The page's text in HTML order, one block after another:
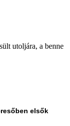
utoljára, a benne
elsők